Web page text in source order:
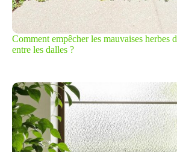
Comment empêcher les mauvaises herbes
entre les dalles ?